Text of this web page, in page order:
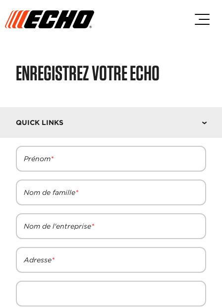
ENREGISTREZ VOTRE ECHO
QUICK LINKS
Prénom
Nom de famille
Nom de l'entreprise
Adresse